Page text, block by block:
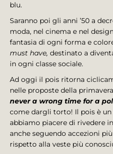
blu.
Saranno poi gli anni ’50 a
moda, nel cinema e nel
fantasia di ogni forma e
must have, destinato a
in ogni classe sociale.
Ad oggi il pois ritorna
nelle proposte della
never a wrong time for a
come dargli torto! Il pois è
abbiamo piacere di rivedere
anche seguendo accezioni
rispetto alla veste più